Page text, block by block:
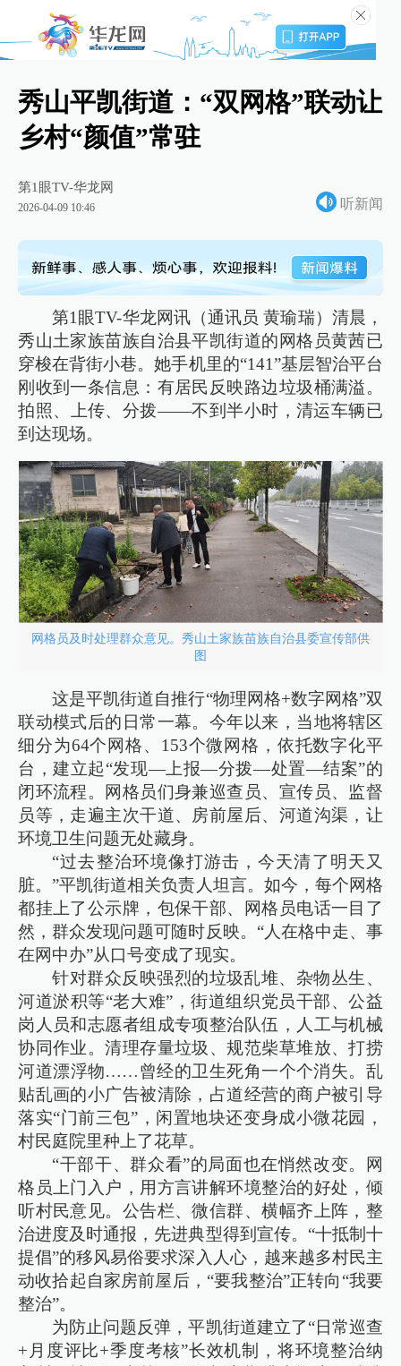
秀山平凯街道：“双网格”联动让
乡村“颜值”常驻
第1眼TV-华龙网
2026-04-09 10:46 听新闻
第1眼TV-华龙网讯（通讯员 黄瑜瑞）清晨，
秀山土家族苗族自治县平凯街道的网格员黄茜已
穿梭在背街小巷。她手机里的“141”基层智治平台
刚收到一条信息：有居民反映路边垃圾桶满溢。
拍照、上传、分拨——不到半小时，清运车辆已
到达现场。
网格员及时处理群众意见。秀山土家族苗族自治县委宣传部供
图
这是平凯街道自推行“物理网格+数字网格”双
联动模式后的日常一幕。今年以来，当地将辖区
细分为64个网格、153个微网格，依托数字化平
台，建立起“发现—上报—分拨—处置—结案”的
闭环流程。网格员们身兼巡查员、宣传员、监督
员等，走遍主次干道、房前屋后、河道沟渠，让
环境卫生问题无处藏身。
“过去整治环境像打游击，今天清了明天又
脏。”平凯街道相关负责人坦言。如今，每个网格
都挂上了公示牌，包保干部、网格员电话一目了
然，群众发现问题可随时反映。“人在格中走、事
在网中办”从口号变成了现实。
针对群众反映强烈的垃圾乱堆、杂物丛生、
河道淤积等“老大难”，街道组织党员干部、公益
岗人员和志愿者组成专项整治队伍，人工与机械
协同作业。清理存量垃圾、规范柴草堆放、打捞
河道漂浮物……曾经的卫生死角一个个消失。乱
贴乱画的小广告被清除，占道经营的商户被引导
落实“门前三包”，闲置地块还变身成小微花园，
村民庭院里种上了花草。
“干部干、群众看”的局面也在悄然改变。网
格员上门入户，用方言讲解环境整治的好处，倾
听村民意见。公告栏、微信群、横幅齐上阵，整
治进度及时通报，先进典型得到宣传。“十抵制十
提倡”的移风易俗要求深入人心，越来越多村民主
动收拾起自家房前屋后，“要我整治”正转向“我要
整治”。
为防止问题反弹，平凯街道建立了“日常巡查
+月度评比+季度考核”长效机制，将环境整治纳